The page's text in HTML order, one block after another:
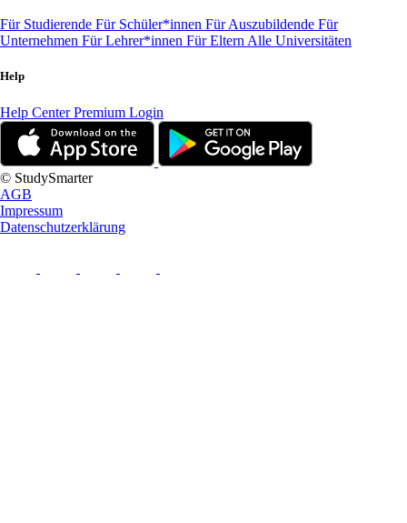
Für Studierende Für Schüler*innen Für Auszubildende Für
Unternehmen Für Lehrer*innen Für Eltern Alle Universitäten
Help
Help CenterPremium Login
© StudySmarter
AGB
Impressum
Datenschutzerklärung